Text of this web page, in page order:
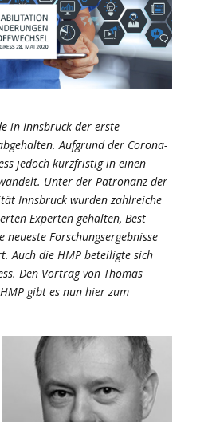
in Innsbruck der erste
Aufgrund der Corona-
jedoch kurzfristig in einen
Unter der Patronanz der
Innsbruck wurden zahlreiche
Experten gehalten, Best
neueste Forschungsergebnisse
Auch die HMP beteiligte sich
Den Vortrag von Thomas
gibt es nun hier zum